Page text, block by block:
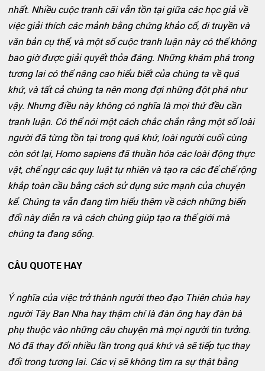
nhất. Nhiều cuộc tranh cãi vẫn tồn tại giữa các học giả về
việc giải thích các mảnh bằng chứng khảo cổ, di truyền và
văn bản cụ thể, và một số cuộc tranh luận này có thể không
bao giờ được giải quyết thỏa đáng. Những khám phá trong
tương lai có thể nâng cao hiểu biết của chúng ta về quá
khứ, và tất cả chúng ta nên mong đợi những đột phá như
vậy. Nhưng điều này không có nghĩa là mọi thứ đều cần
tranh luận. Có thể nói một cách chắc chắn rằng một số loài
người đã từng tồn tại trong quá khứ, loài người cuối cùng
còn sót lại, Homo sapiens đã thuần hóa các loài động thực
vật, chế ngự các quy luật tự nhiên và tạo ra các đế chế rộng
khắp toàn cầu bằng cách sử dụng sức mạnh của chuyện
kể. Chúng ta vẫn đang tìm hiểu thêm về cách những biến
đổi này diễn ra và cách chúng giúp tạo ra thế giới mà
chúng ta đang sống.
CÂU QUOTE HAY
Ý nghĩa của việc trở thành người theo đạo Thiên chúa hay
người Tây Ban Nha hay thậm chí là đàn ông hay đàn bà
phụ thuộc vào những câu chuyện mà mọi người tin tưởng.
Nó đã thay đổi nhiều lần trong quá khứ và sẽ tiếp tục thay
đổi trong tương lai. Các vị sẽ không tìm ra sự thật bằng